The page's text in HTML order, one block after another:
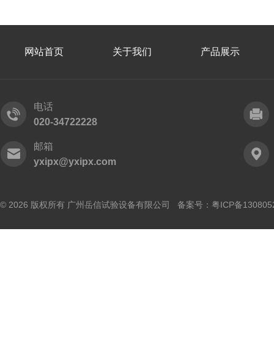
网站首页 关于我们 产品展示
电话
020-34722228
邮箱
yxipx@yxipx.com
© 2026 版权所有 广州岳信试验设备有限公司 备案号： 粤ICP备